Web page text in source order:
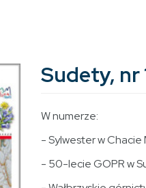
Sudety,
W numerze:
- Sylwester w Chacie
- 50-lecie GOPR w